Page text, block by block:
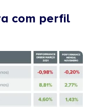
com perfil